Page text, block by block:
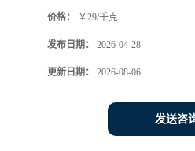
价格： ￥29/千克
发布日期： 2026-04-28
更新日期： 2026-08-06
发送咨